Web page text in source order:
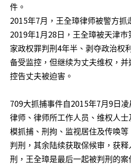
件。
2015年7月，王全璋律师被警方抓
2019年1 月 28 日，王全璋被天津
家政权罪判刑 4年半、剥夺政治权利
备受监控，但继续为丈夫维权，并
控告丈夫被迫害。
709大抓捕事件自2015年7月 9 日
律师、律师所工作人员、维权人
模抓捕、刑拘、监视居住及传唤
判刑，其余陆续获取保候审，获
刑，王全璋是最后一起被判刑的案